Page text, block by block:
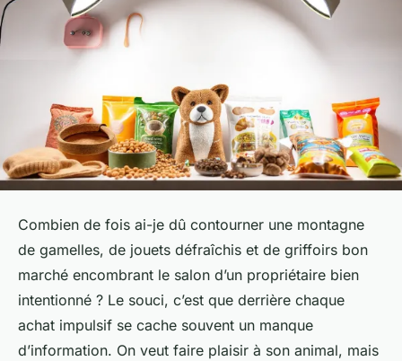
Combien de fois ai-je dû contourner une montagne
de gamelles, de jouets défraîchis et de griffoirs bon
marché encombrant le salon d’un propriétaire bien
intentionné ? Le souci, c’est que derrière chaque
achat impulsif se cache souvent un manque
d’information. On veut faire plaisir à son animal, mais